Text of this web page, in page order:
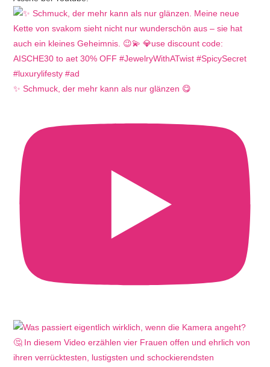
✨ Schmuck, der mehr kann als nur glänzen 😋